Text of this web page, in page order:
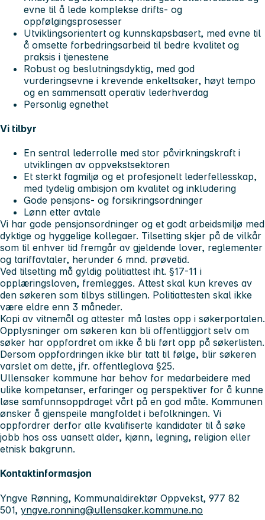
evne til å lede komplekse drifts- og
oppfølgingsprosesser
Utviklingsorientert og kunnskapsbasert, med evne til
å omsette forbedringsarbeid til bedre kvalitet og
praksis i tjenestene
Robust og beslutningsdyktig, med god
vurderingsevne i krevende enkeltsaker, høyt tempo
og en sammensatt operativ lederhverdag
Personlig egnethet
Vi tilbyr
En sentral lederrolle med stor påvirkningskraft i
utviklingen av oppvekstsektoren
Et sterkt fagmiljø og et profesjonelt lederfellesskap,
med tydelig ambisjon om kvalitet og inkludering
Gode pensjons- og forsikringsordninger
Lønn etter avtale
Vi har gode pensjonsordninger og et godt arbeidsmiljø med
dyktige og hyggelige kollegaer. Tilsetting skjer på de vilkår
som til enhver tid fremgår av gjeldende lover, reglementer
og tariffavtaler, herunder 6 mnd. prøvetid.
Ved tilsetting må gyldig politiattest iht. §17-11 i
opplæringsloven, fremlegges. Attest skal kun kreves av
den søkeren som tilbys stillingen. Politiattesten skal ikke
være eldre enn 3 måneder.
Kopi av vitnemål og attester må lastes opp i søkerportalen.
Opplysninger om søkeren kan bli offentliggjort selv om
søker har oppfordret om ikke å bli ført opp på søkerlisten.
Dersom oppfordringen ikke blir tatt til følge, blir søkeren
varslet om dette, jfr. offentleglova §25.
Ullensaker kommune har behov for medarbeidere med
ulike kompetanser, erfaringer og perspektiver for å kunne
løse samfunnsoppdraget vårt på en god måte. Kommunen
ønsker å gjenspeile mangfoldet i befolkningen. Vi
oppfordrer derfor alle kvalifiserte kandidater til å søke
jobb hos oss uansett alder, kjønn, legning, religion eller
etnisk bakgrunn.
Kontaktinformasjon
Yngve Rønning, Kommunaldirektør Oppvekst, 977 82
501, yngve.ronning@ullensaker.kommune.no